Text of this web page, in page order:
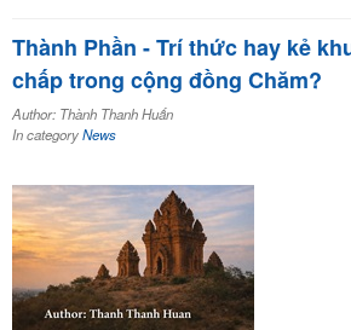
Thành Phần - Trí thức hay kẻ
chấp trong cộng đồng Chăm?
Author: Thành Thanh Huấn
In categoryNews